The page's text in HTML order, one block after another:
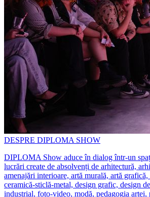
DESPRE DIPLOMA SHOW
DIPLOMA Show aduce în dialog într-un
lucrări create de absolvenți de arhitectură,
amenajări interioare, artă murală, artă
ceramică-sticlă-metal, design grafic, design
industrial, foto-video, modă, pedagogia artei,